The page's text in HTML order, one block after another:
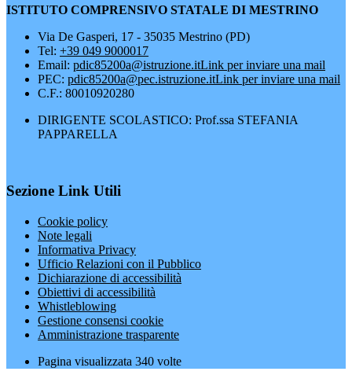
ISTITUTO COMPRENSIVO STATALE DI MESTRINO
Via De Gasperi, 17 - 35035 Mestrino (PD)
Tel: +39 049 9000017
Email: pdic85200a@istruzione.itLink per inviare una mail
PEC: pdic85200a@pec.istruzione.itLink per inviare una mail
C.F.: 80010920280
DIRIGENTE SCOLASTICO: Prof.ssa STEFANIA
PAPPARELLA
Sezione Link Utili
Cookie policy
Note legali
Informativa Privacy
Ufficio Relazioni con il Pubblico
Dichiarazione di accessibilità
Obiettivi di accessibilità
Whistleblowing
Gestione consensi cookie
Amministrazione trasparente
Pagina visualizzata 340 volte